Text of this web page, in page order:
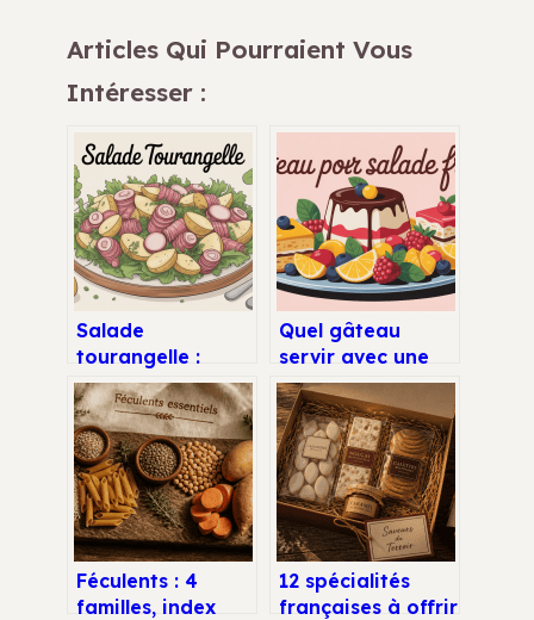
Articles Qui Pourraient Vous
Intéresser :
Salade
tourangelle :
recette
traditionnelle,
secrets locaux et
variantes faciles
Quel gâteau
servir avec une
salade de fruits
pour un dessert
harmonieux
Féculents : 4
familles, index
12 spécialités
françaises à offrir